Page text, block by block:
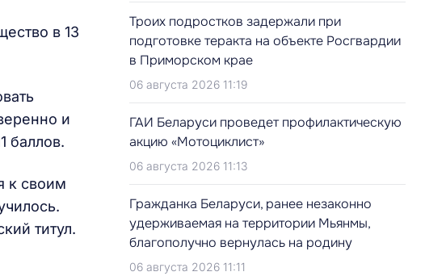
в 13
и
баллов.
к своим
титул.
Троих подростков задержали при
подготовке теракта на объекте Росгвардии
в Приморском крае
06 августа 2026 11:19
ГАИ Беларуси проведет профилактическую
акцию «Мотоциклист»
06 августа 2026 11:13
Гражданка Беларуси, ранее незаконно
удерживаемая на территории Мьянмы,
благополучно вернулась на родину
06 августа 2026 11:11